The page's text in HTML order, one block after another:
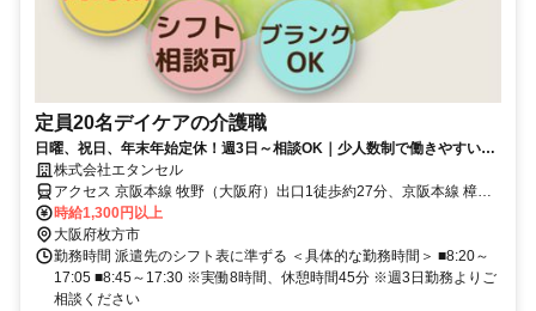
定員20名デイケアの介護職
日曜、祝日、年末年始定休！週3日～相談OK｜少人数制で働きやすい環
境｜車通勤OK｜交通費全額支給
株式会社エタンセル
アクセス 京阪本線 牧野（大阪府）出口1徒歩約27分、京阪本線 樟葉
徒歩約38分、ＪＲ片町線〔学研都市線〕 長尾（大阪府）徒歩約42分
【勤務地最寄駅】京阪本線「牧野」駅よりバス17分
時給1,300円以上
大阪府枚方市
勤務時間 派遣先のシフト表に準ずる ＜具体的な勤務時間＞ ■8:20～
17:05 ■8:45～17:30 ※実働8時間、休憩時間45分 ※週3日勤務よりご
相談ください